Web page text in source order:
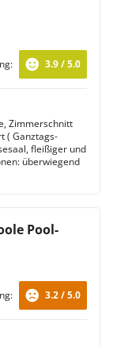
3.9 / 5.0
Zimmerschnitt
( Ganztags-
fleißiger und
überwiegend
Pool-
3.2 / 5.0